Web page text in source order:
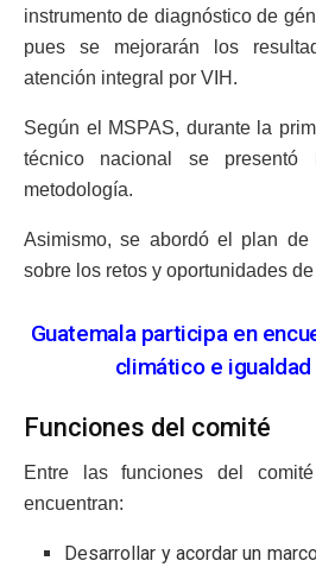
instrumento de diagnóstico de
pues se mejorarán los
atención integral por VIH.
Según el MSPAS, durante la
técnico nacional se
metodología.
Asimismo, se abordó el plan
sobre los retos y oportunidades
Guatemala participa en
climático e
Funciones del comité
Entre las funciones del
encuentran:
Desarrollar y acordar un